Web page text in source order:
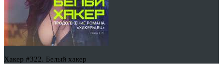
Хакер #322. Белый хакер